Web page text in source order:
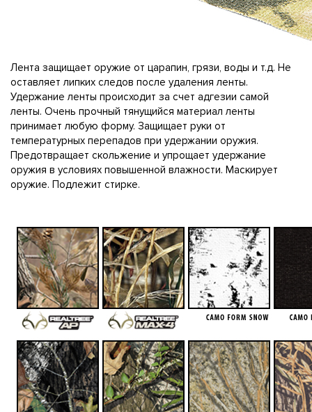
Лента защищает оружие от царапин, грязи, воды и т.д. Не
оставляет липких следов после удаления ленты.
Удержание ленты происходит за счет адгезии самой
ленты. Очень прочный тянущийся материал ленты
принимает любую форму. Защищает руки от
температурных перепадов при удержании оружия.
Предотвращает скольжение и упрощает удержание
оружия в условиях повышенной влажности. Маскирует
оружие. Подлежит стирке.